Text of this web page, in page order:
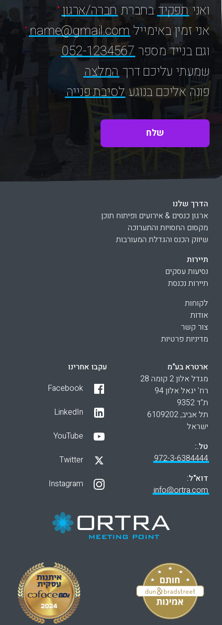
ואניתפקידבחברתחברה/ארגון
אני זמין באימייל name@gmail.com
וגם בנייד מספר 052-1234567
שמעתי עליכם דרך המלצה
פונה אליכם בנוגע לסיבת פנייה
הדרך שלנו
ארגון כנסים & אירועים ופיתוח תוכן
מקסום החסויות והתערוכה
שיווק הכנס והגדלת המעורבות
תיירות
נסיעות עסקים
תיירות נכנסת
לקוחות
אודות
צור קשר
מדיניות פרטיות
ארטרא בע"מ
מגדל אלון 2 קומה 28
רח' יגאל אלון 94
ת"ד 9352
תל אביב, 6109202
ישראל
טל.:
972-3-6384444
דוא"ל:
info@ortra.com
עקבו אחרינו
Facebook
LinkedIn
YouTube
Twitter
Instagram